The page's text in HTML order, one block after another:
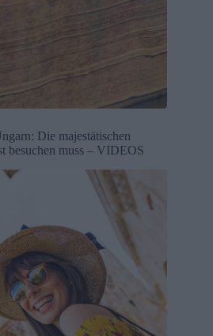
Die majestätischen
besuchen muss – VIDEOS